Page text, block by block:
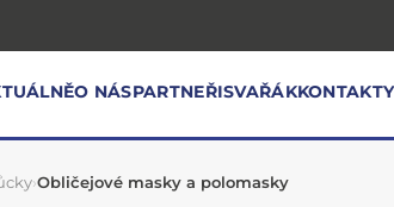
O NÁSPARTNEŘISVAŘÁKKONTAKTY
›Obličejové masky a polomasky